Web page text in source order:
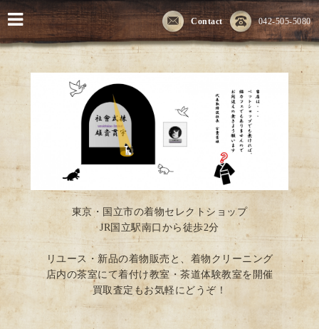
042-505-5080
Contact
東京・国立市の着物セレクトショップ
JR国立駅南口から徒歩2分
リユース・新品の着物販売と、着物クリーニング
店内の茶室にて着付け教室・茶道体験教室を開催
買取査定もお気軽にどうぞ！